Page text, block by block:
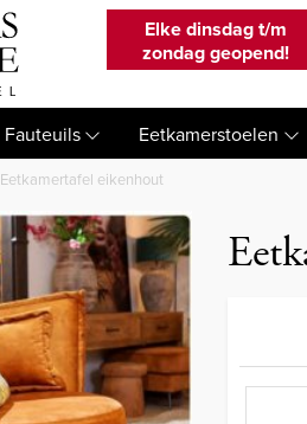
Elke dinsdag t/m
zondag geopend!
Fauteuils Eetkamerstoelen
Eetkamertafel eikenhout